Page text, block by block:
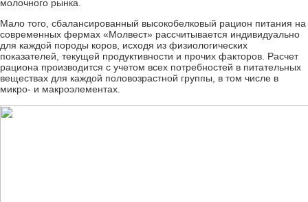
молочного рынка.
Мало того, сбалансированный высокобелковый рацион питания на
современных фермах «Молвест» рассчитывается индивидуально
для каждой породы коров, исходя из физиологических
показателей, текущей продуктивности и прочих факторов. Расчет
рациона производится с учетом всех потребностей в питательных
веществах для каждой половозрастной группы, в том числе в
микро- и макроэлементах.